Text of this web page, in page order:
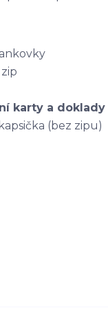
karty a doklady
(bez zipu)